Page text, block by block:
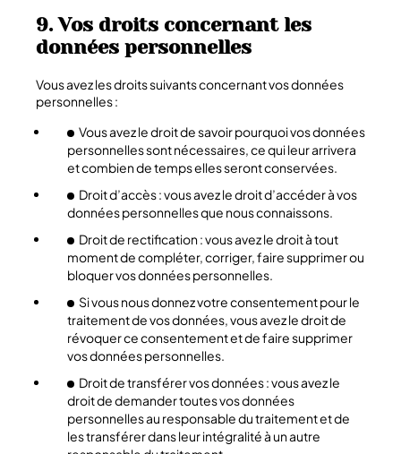
9. Vos droits concernant les
données personnelles
Vous avez les droits suivants concernant vos données
personnelles :
Vous avez le droit de savoir pourquoi vos données
personnelles sont nécessaires, ce qui leur arrivera
et combien de temps elles seront conservées.
Droit d’accès : vous avez le droit d’accéder à vos
données personnelles que nous connaissons.
Droit de rectification : vous avez le droit à tout
moment de compléter, corriger, faire supprimer ou
bloquer vos données personnelles.
Si vous nous donnez votre consentement pour le
traitement de vos données, vous avez le droit de
révoquer ce consentement et de faire supprimer
vos données personnelles.
Droit de transférer vos données : vous avez le
droit de demander toutes vos données
personnelles au responsable du traitement et de
les transférer dans leur intégralité à un autre